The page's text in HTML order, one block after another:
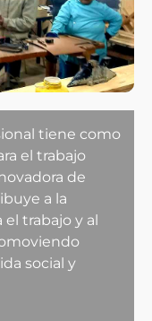
tiene como
el trabajo
de
a la
el trabajo y al
social y